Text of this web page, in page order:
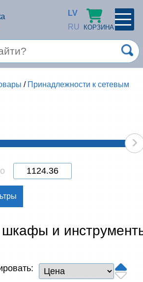
LV
RU
КОРЗИНА
×
аксессуары
/ Принадлежности к сетевым
›
и